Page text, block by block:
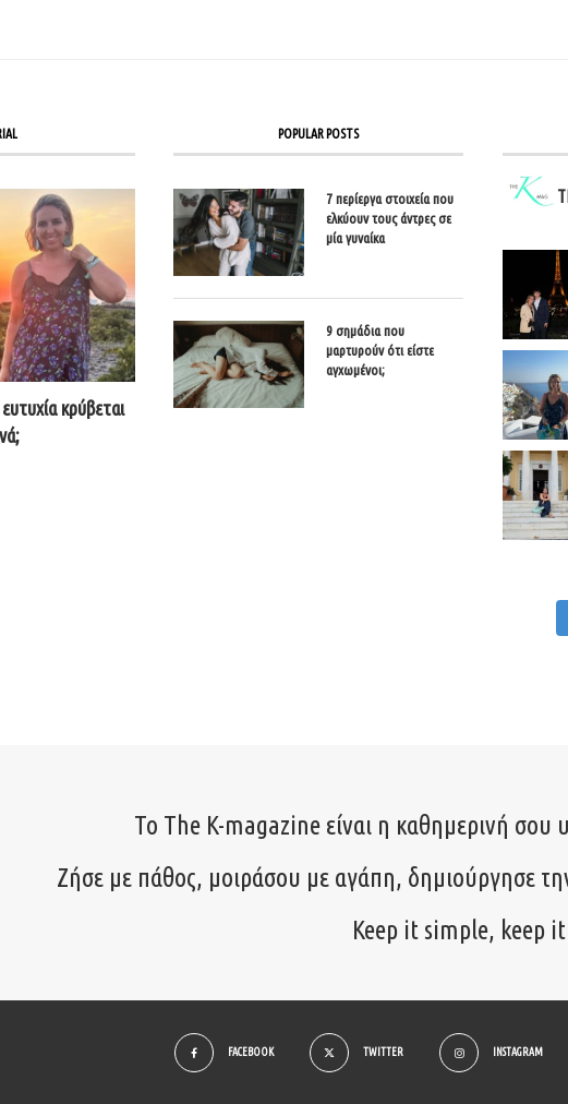
κρύβεται
POPULAR POSTS
7 περίεργα στοιχεία που
ελκύουν τους άντρες σε
μία γυναίκα
9 σημάδια που
μαρτυρούν ότι είστε
αγχωμένοι;
Το The K-magazine είναι η καθημερινή σου
Ζήσε με πάθος, μοιράσου με αγάπη, δημιούργησε
Keep it simple, keep
FACEBOOK TWITTER INSTAGRAM